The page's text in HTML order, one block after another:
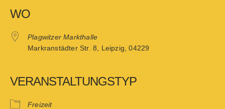
WO
Plagwitzer Markthalle
Markranstädter Str. 8, Leipzig, 04229
VERANSTALTUNGSTYP
Freizeit